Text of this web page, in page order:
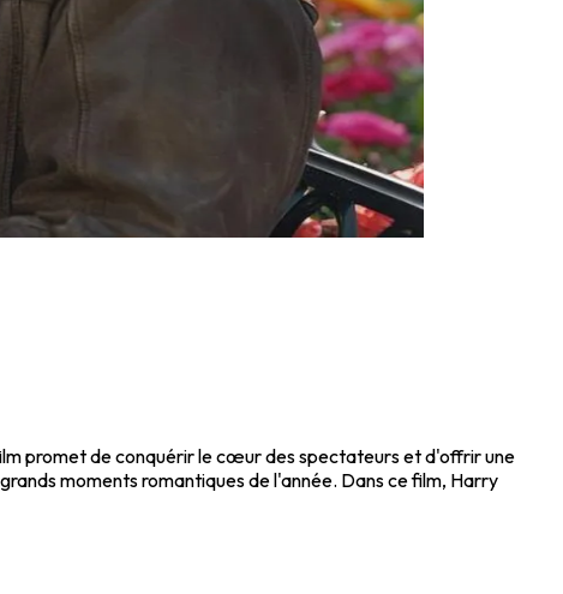
promet de conquérir le cœur des spectateurs et d'offrir une
moments romantiques de l'année. Dans ce film, Harry